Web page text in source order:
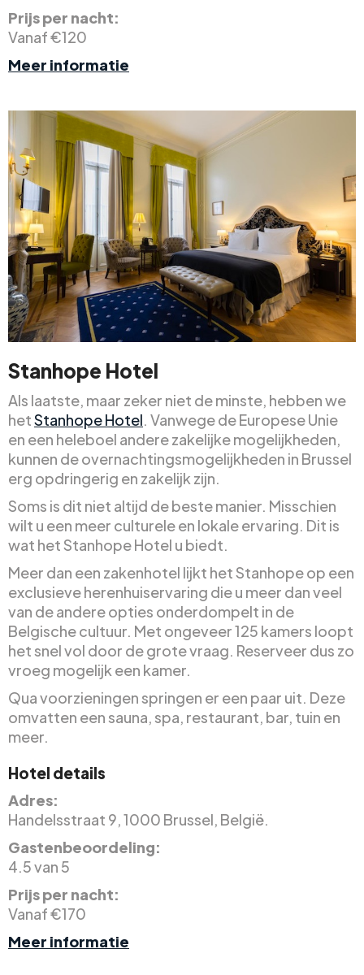
Prijs per nacht:
Vanaf €120
Meer informatie
Stanhope Hotel
Als laatste, maar zeker niet de minste, hebben we
hetStanhope Hotel. Vanwege de Europese Unie
en een heleboel andere zakelijke mogelijkheden,
kunnen de overnachtingsmogelijkheden in Brussel
erg opdringerig en zakelijk zijn.
Soms is dit niet altijd de beste manier. Misschien
wilt u een meer culturele en lokale ervaring. Dit is
wat het Stanhope Hotel u biedt.
Meer dan een zakenhotel lijkt het Stanhope op een
exclusieve herenhuiservaring die u meer dan veel
van de andere opties onderdompelt in de
Belgische cultuur. Met ongeveer 125 kamers loopt
het snel vol door de grote vraag. Reserveer dus zo
vroeg mogelijk een kamer.
Qua voorzieningen springen er een paar uit. Deze
omvatten een sauna, spa, restaurant, bar, tuin en
meer.
Hotel details
Adres:
Handelsstraat 9, 1000 Brussel, België.
Gastenbeoordeling:
4.5 van 5
Prijs per nacht:
Vanaf €170
Meer informatie